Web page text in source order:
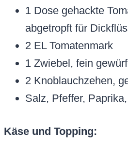
1 Dose gehackte
abgetropft für
2 EL Tomatenmark
1 Zwiebel, fein
2 Knoblauchzehen,
Salz, Pfeffer,
Käse und Topping: